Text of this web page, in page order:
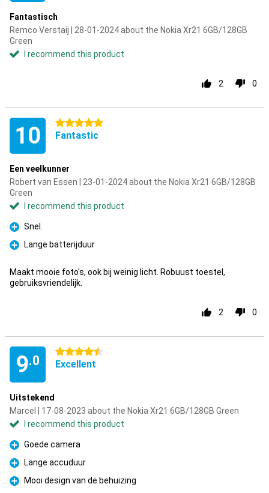
Fantastisch
Remco Verstaij | 28-01-2024 about the Nokia Xr21 6GB/128GB
Green
I recommend this product
2 0
10 5 stars
Fantastic
Een veelkunner
Robert van Essen | 23-01-2024 about the Nokia Xr21 6GB/128GB
Green
I recommend this product
Pro
Snel.
Pro
Lange batterijduur
Maakt mooie foto's, ook bij weinig licht. Robuust toestel,
gebruiksvriendelijk.
2 0
9.0
4.5 stars
Excellent
Uitstekend
Marcel | 17-08-2023 about the Nokia Xr21 6GB/128GB Green
I recommend this product
Pro
Goede camera
Pro
Lange accuduur
Pro
Mooi design van de behuizing